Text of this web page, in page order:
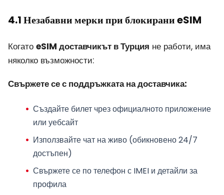
4.1 Незабавни мерки при блокирани eSIM
Когато eSIM доставчикът в Турция не работи, има
няколко възможности:
Свържете се с поддръжката на доставчика:
Създайте билет чрез официалното приложение
или уебсайт
Използвайте чат на живо (обикновено 24/7
достъпен)
Свържете се по телефон с IMEI и детайли за
профила